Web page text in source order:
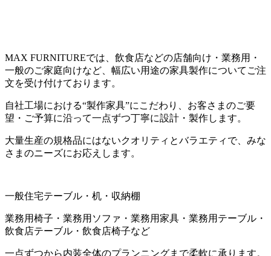
MAX FURNITUREでは、飲食店などの店舗向け・業務用・
一般のご家庭向けなど、幅広い用途の家具製作についてご注
文を受け付けております。
自社工場における“製作家具”にこだわり、お客さまのご要
望・ご予算に沿って一点ずつ丁寧に設計・製作します。
大量生産の規格品にはないクオリティとバラエティで、みな
さまのニーズにお応えします。
一般住宅テーブル・机・収納棚
業務用椅子・業務用ソファ・業務用家具・業務用テーブル・
飲食店テーブル・飲食店椅子など
一点ずつから内装全体のプランニングまで柔軟に承ります。